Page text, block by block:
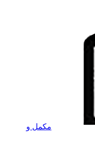
مکمل و